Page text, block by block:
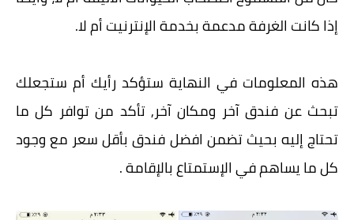
إذا كانت الغرفة مدعمة بخدمة الإنترنيت أم لا.
هذه المعلومات في النهاية ستؤكد رأيك أم ستجعلك
تبحث عن فندق آخر ومكان آخر, تأكد من توافر كل ما
تحتاج إليه بحيث تضمن افضل فندق بأقل سعر مع وجود
كل ما يساهم في الإستمتاع بالإقامة .